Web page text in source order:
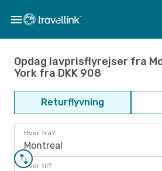
Opdag lavprisflyrejser fra
York fra DKK 908
Returflyvning
Hvor fra?
Montreal
Hvor til?